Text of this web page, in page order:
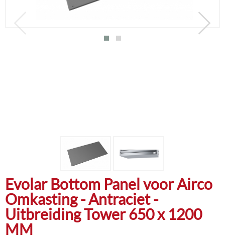
Evolar Bottom Panel voor Airco
Omkasting - Antraciet -
Uitbreiding Tower 650 x 1200
MM